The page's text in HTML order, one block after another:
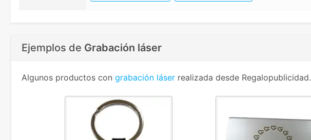
Ejemplos de Grabación láser
Algunos productos con grabación láser realizada desde Regalopublicidad.